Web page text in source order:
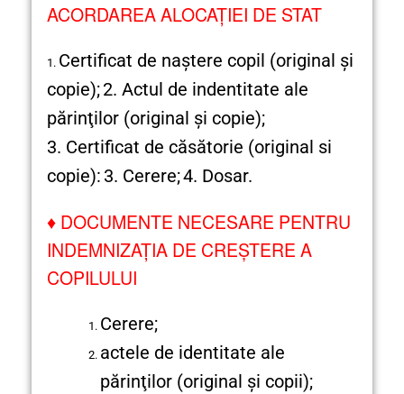
ACORDAREA ALOCAŢIEI DE STAT
1. Certificat de naştere copil (original şi
copie);2. Actul de indentitate ale
părinţilor (original şi copie);
3. Certificat de căsătorie (original si
copie): 3. Cerere;4. Dosar.
♦ DOCUMENTE NECESARE PENTRU
INDEMNIZAŢIA DE CREŞTERE A
COPILULUI
Cerere;
actele de identitate ale
părinţilor (original şi copii);